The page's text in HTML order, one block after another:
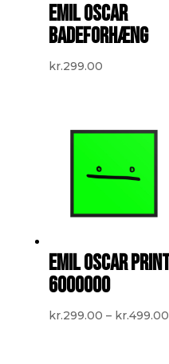
EMIL OSCAR
BADEFORHÆNG
kr.299.00
EMIL OSCAR
6000000
kr.299.00 – kr.499.00